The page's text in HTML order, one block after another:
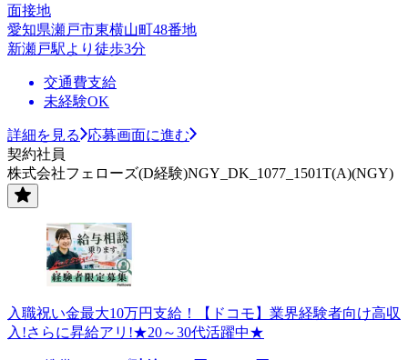
面接地
愛知県瀬戸市東横山町48番地
新瀬戸駅より徒歩3分
交通費支給
未経験OK
詳細を見る
応募画面に進む
契約社員
株式会社フェローズ(D経験)NGY_DK_1077_1501T(A)(NGY)
入職祝い金最大10万円支給！【ドコモ】業界経験者向け高収
入!さらに昇給アリ!★20～30代活躍中★